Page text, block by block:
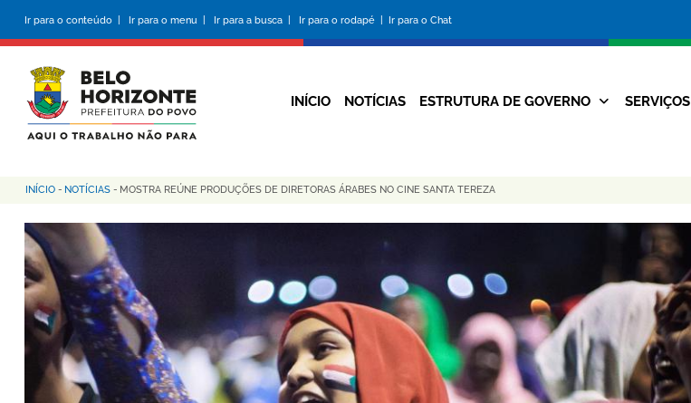
conteúdo
principal
Ir para o conteúdo | Ir para o menu | Ir para a busca | Ir para o rodapé | Ir para o Chat
da
Prefeitura
Navegação
INÍCIO NOTÍCIAS ESTRUTURA DE GOVERNO SERVIÇOS
Trilha
de
navegação
INÍCIO - NOTÍCIAS - MOSTRA REÚNE PRODUÇÕES DE DIRETORAS ÁRABES NO CINE SANTA TEREZA